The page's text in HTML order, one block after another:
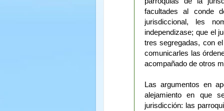
facultades al conde
jurisdiccional, les
independizase; que el
tres segregadas, con
comunicarles las
acompañado de otros
Las argumentos en
alejamiento en que
jurisdicción: las